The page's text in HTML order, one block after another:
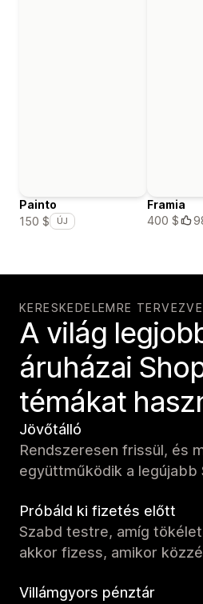
Painto
150 $
ÚJ
Framia
400 $
KERESKEDELEMRE TERVEZVE
A világ
áruházai
témákat
Jövőtálló
Rendszeresen frissül, és
együttműködik a legújabb
Próbáld ki fizetés előtt
Szabd testre, amíg
akkor fizess, amikor
Villámgyors pénztár